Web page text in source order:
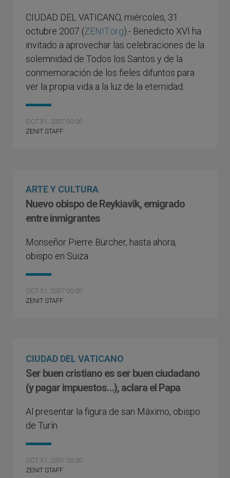
CIUDAD DEL VATICANO, miércoles, 31
octubre 2007 (ZENIT.org).- Benedicto XVI ha
invitado a aprovechar las celebraciones de la
solemnidad de Todos los Santos y de la
conmemoración de los fieles difuntos para
ver la propia vida a la luz de la eternidad.
OCT 31, 2007 00:00
ZENIT STAFF
ARTE Y CULTURA
Nuevo obispo de Reykiavik, emigrado
entre inmigrantes
Monseñor Pierre Bürcher, hasta ahora,
obispo en Suiza
OCT 31, 2007 00:00
ZENIT STAFF
CIUDAD DEL VATICANO
Ser buen cristiano es ser buen ciudadano
(y pagar impuestos…), aclara el Papa
Al presentar la figura de san Máximo, obispo
de Turín
OCT 31, 2007 00:00
ZENIT STAFF